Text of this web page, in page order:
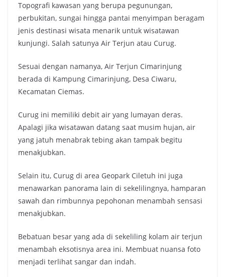
Topografi kawasan yang berupa pegunungan,
perbukitan, sungai hingga pantai menyimpan beragam
jenis destinasi wisata menarik untuk wisatawan
kunjungi. Salah satunya Air Terjun atau Curug.
Sesuai dengan namanya, Air Terjun Cimarinjung
berada di Kampung Cimarinjung, Desa Ciwaru,
Kecamatan Ciemas.
Curug ini memiliki debit air yang lumayan deras.
Apalagi jika wisatawan datang saat musim hujan, air
yang jatuh menabrak tebing akan tampak begitu
menakjubkan.
Selain itu, Curug di area Geopark Ciletuh ini juga
menawarkan panorama lain di sekelilingnya, hamparan
sawah dan rimbunnya pepohonan menambah sensasi
menakjubkan.
Bebatuan besar yang ada di sekeliling kolam air terjun
menambah eksotisnya area ini. Membuat nuansa foto
menjadi terlihat sangar dan indah.